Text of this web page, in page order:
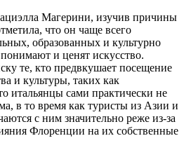
Магерини, изучив причины
что он чаще всего
образованных и культурно
и ценят искусство.
те, кто предвкушает посещение
и культуры, таких как
итальянцы сами практически не
в то время как туристы из Азии и
с ним значительно реже из-за
Флоренции на их собственные